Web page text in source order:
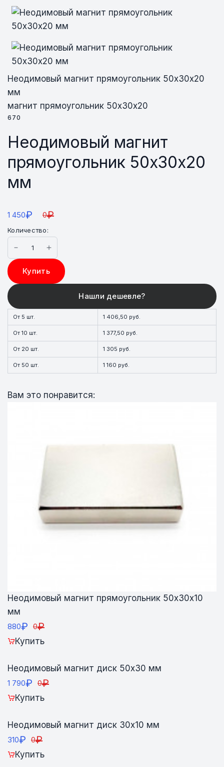
Неодимовый магнит прямоугольник 50х30х20
мм
магнит прямоугольник 50х30х20
670
Неодимовый магнит
прямоугольник 50х30х20
мм
1 450₽ 0₽
Количество:
Купить
От 5 шт. 1 406,50 руб.
От 10 шт. 1 377,50 руб.
От 20 шт. 1 305 руб.
От 50 шт. 1 160 руб.
Вам это понравится:
Неодимовый магнит прямоугольник 50х30х10
мм
880₽ 0₽
Купить
Неодимовый магнит диск 50х30 мм
1 790₽ 0₽
Купить
Неодимовый магнит диск 30х10 мм
310₽ 0₽
Купить